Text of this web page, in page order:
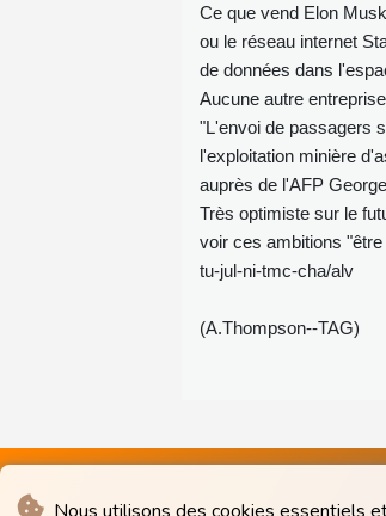
Nous utilisons des cookies essentiels
Ce que vend Elon
ou le réseau internet
de données dans
Aucune autre
"L'envoi de passagers
l'exploitation minière
auprès de l'AFP
Très optimiste sur le
voir ces ambitions
tu-jul-ni-tmc-cha/alv
(A.Thompson--TAG)